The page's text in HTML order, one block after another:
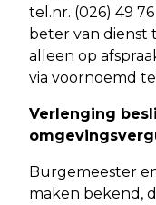
tel.nr. (026) 49
beter van dienst
alleen op
via voornoemd
Verlenging
Burgemeester
maken bekend,